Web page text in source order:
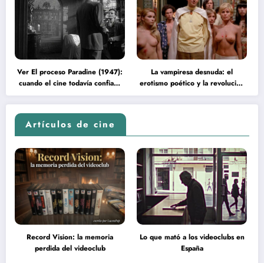
Ver El proceso Paradine (1947):
cuando el cine todavía confiaba
en la inteligencia del espectador
La vampiresa desnuda: el
erotismo poético y la revolución
psicodélica de Jean Rollin
Artículos de cine
Record Vision: la memoria
perdida del videoclub
Lo que mató a los videoclubs en
España